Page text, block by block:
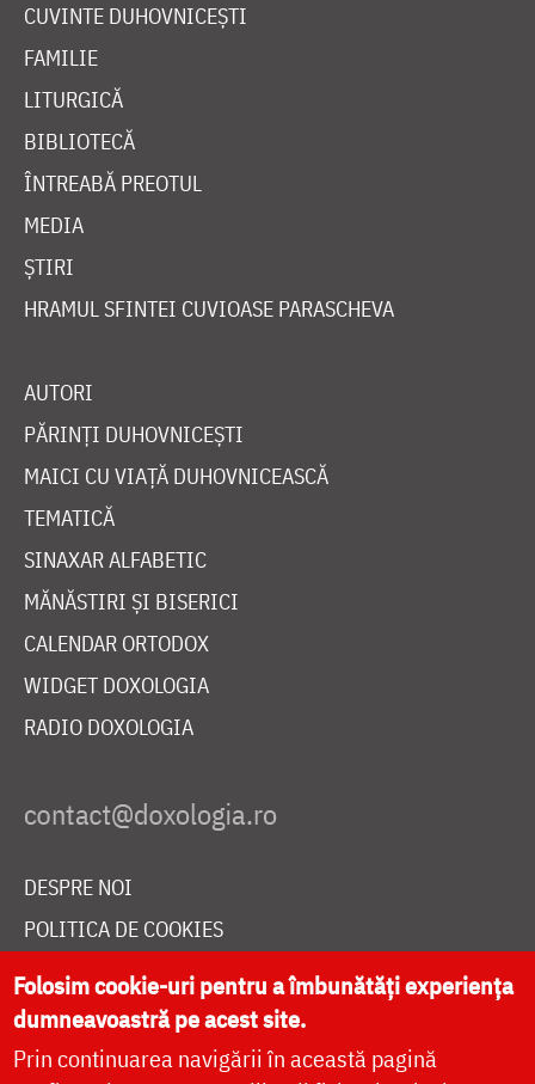
CUVINTE DUHOVNICEȘTI
FAMILIE
LITURGICĂ
BIBLIOTECĂ
ÎNTREABĂ PREOTUL
MEDIA
ȘTIRI
HRAMUL SFINTEI CUVIOASE PARASCHEVA
AUTORI
PĂRINȚI DUHOVNICEȘTI
MAICI CU VIAȚĂ DUHOVNICEASCĂ
TEMATICĂ
SINAXAR ALFABETIC
MĂNĂSTIRI ȘI BISERICI
CALENDAR ORTODOX
WIDGET DOXOLOGIA
RADIO DOXOLOGIA
DESPRE NOI
POLITICA DE COOKIES
DONEAZĂ ONLINE PENTRU CATEDRALA NAȚIONALĂ
LIVE
Folosim cookie-uri pentru a îmbunătăți experiența
dumneavoastră pe acest site.
Prin continuarea navigării în această pagină